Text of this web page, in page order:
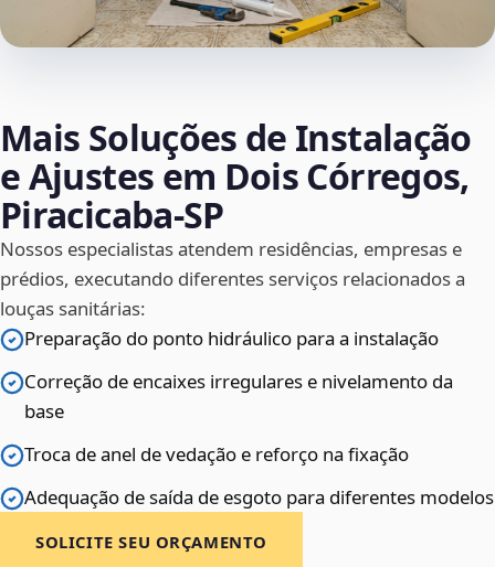
Mais Soluções de Instalação
e Ajustes em Dois Córregos,
Piracicaba‑SP
Nossos especialistas atendem residências, empresas e
prédios, executando diferentes serviços relacionados a
louças sanitárias:
Preparação do ponto hidráulico para a instalação
Correção de encaixes irregulares e nivelamento da
base
Troca de anel de vedação e reforço na fixação
Adequação de saída de esgoto para diferentes modelos
SOLICITE SEU ORÇAMENTO